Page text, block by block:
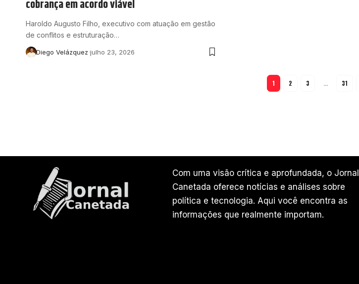
cobrança em acordo viável
Haroldo Augusto Filho, executivo com atuação em gestão
de conflitos e estruturação…
Diego Velázquez julho 23, 2026
1 2 3 … 31
Com uma visão crítica e aprofundada, o Jornal
Canetada oferece notícias e análises sobre
política e tecnologia. Aqui você encontra as
informações que realmente importam.